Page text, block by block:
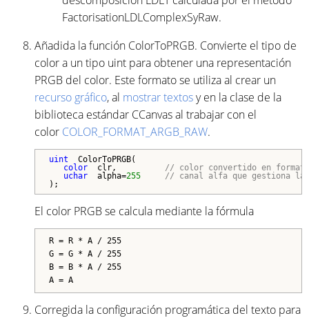
FactorisationLDLComplexSyRaw.
Añadida la función ColorToPRGB. Convierte el tipo de
color a un tipo uint para obtener una representación
PRGB del color. Este formato se utiliza al crear un
recurso gráfico, al mostrar textosy en la clase de la
biblioteca estándar CCanvas al trabajar con el
color COLOR_FORMAT_ARGB_RAW.
uint ColorToPRGB(
color clr, // color convertido en
uchar alpha=255
// canal alfa que gestiona la
);
El color PRGB se calcula mediante la fórmula
R = R * A / 255
G = G * A / 255
B = B * A / 255
A = A
Corregida la configuración programática del texto para